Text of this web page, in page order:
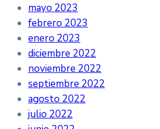
mayo 2023
febrero 2023
enero 2023
diciembre 2022
noviembre 2022
septiembre 2022
agosto 2022
julio 2022